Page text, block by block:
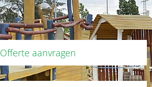
Offerte aanvragen